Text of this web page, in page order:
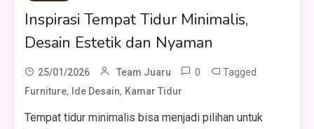
Inspirasi Tempat Tidur Minimalis,
Desain Estetik dan Nyaman
25/01/2026 Team Juaru 0 Tagged
Furniture, Ide Desain, Kamar Tidur
Tempat tidur minimalis bisa menjadi pilihan untuk